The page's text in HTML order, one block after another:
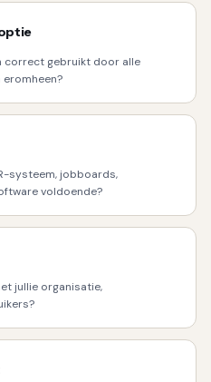
correct gebruikt door alle
eromheen?
systeem, jobboards,
voldoende?
jullie organisatie,